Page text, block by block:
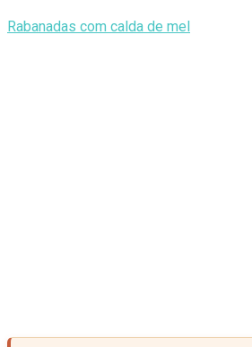
Rabanadas com calda de mel